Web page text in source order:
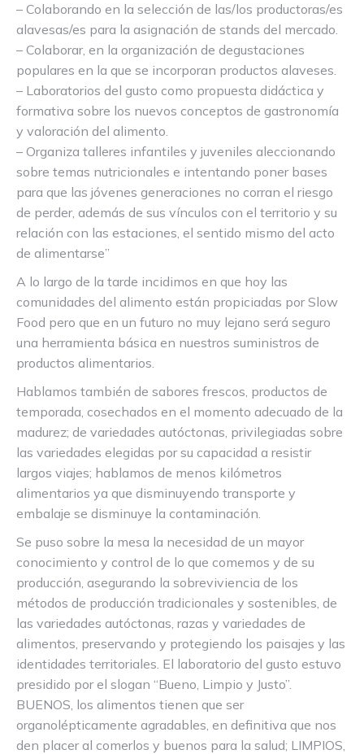
– Colaborando en la selección de las/los productoras/es
alavesas/es para la asignación de stands del mercado.
– Colaborar, en la organización de degustaciones
populares en la que se incorporan productos alaveses.
– Laboratorios del gusto como propuesta didáctica y
formativa sobre los nuevos conceptos de gastronomía
y valoración del alimento.
– Organiza talleres infantiles y juveniles aleccionando
sobre temas nutricionales e intentando poner bases
para que las jóvenes generaciones no corran el riesgo
de perder, además de sus vínculos con el territorio y su
relación con las estaciones, el sentido mismo del acto
de alimentarse”
A lo largo de la tarde incidimos en que hoy las
comunidades del alimento están propiciadas por Slow
Food pero que en un futuro no muy lejano será seguro
una herramienta básica en nuestros suministros de
productos alimentarios.
Hablamos también de sabores frescos, productos de
temporada, cosechados en el momento adecuado de la
madurez; de variedades autóctonas, privilegiadas sobre
las variedades elegidas por su capacidad a resistir
largos viajes; hablamos de menos kilómetros
alimentarios ya que disminuyendo transporte y
embalaje se disminuye la contaminación.
Se puso sobre la mesa la necesidad de un mayor
conocimiento y control de lo que comemos y de su
producción, asegurando la sobreviviencia de los
métodos de producción tradicionales y sostenibles, de
las variedades autóctonas, razas y variedades de
alimentos, preservando y protegiendo los paisajes y las
identidades territoriales. El laboratorio del gusto estuvo
presidido por el slogan “Bueno, Limpio y Justo”.
BUENOS, los alimentos tienen que ser
organolépticamente agradables, en definitiva que nos
den placer al comerlos y buenos para la salud; LIMPIOS,